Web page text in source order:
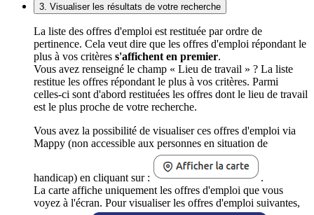
3. Visualiser les résultats de votre recherche
La liste des offres d'emploi est restituée par ordre de
pertinence. Cela veut dire que les offres d'emploi répondant le
plus à vos critères s'affichent en premier.
Vous avez renseigné le champ « Lieu de travail » ? La liste
restitue les offres répondant le plus à vos critères. Parmi
celles-ci sont d'abord restituées les offres dont le lieu de travail
est le plus proche de votre recherche.
Vous avez la possibilité de visualiser ces offres d'emploi via
Mappy (non accessible aux personnes en situation de
handicap) en cliquant sur :
.
La carte affiche uniquement les offres d'emploi que vous
voyez à l'écran. Pour visualiser les offres d'emploi suivantes,